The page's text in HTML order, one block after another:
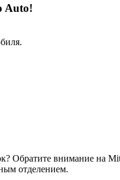
Auto!
Обратите внимание на
отделением.